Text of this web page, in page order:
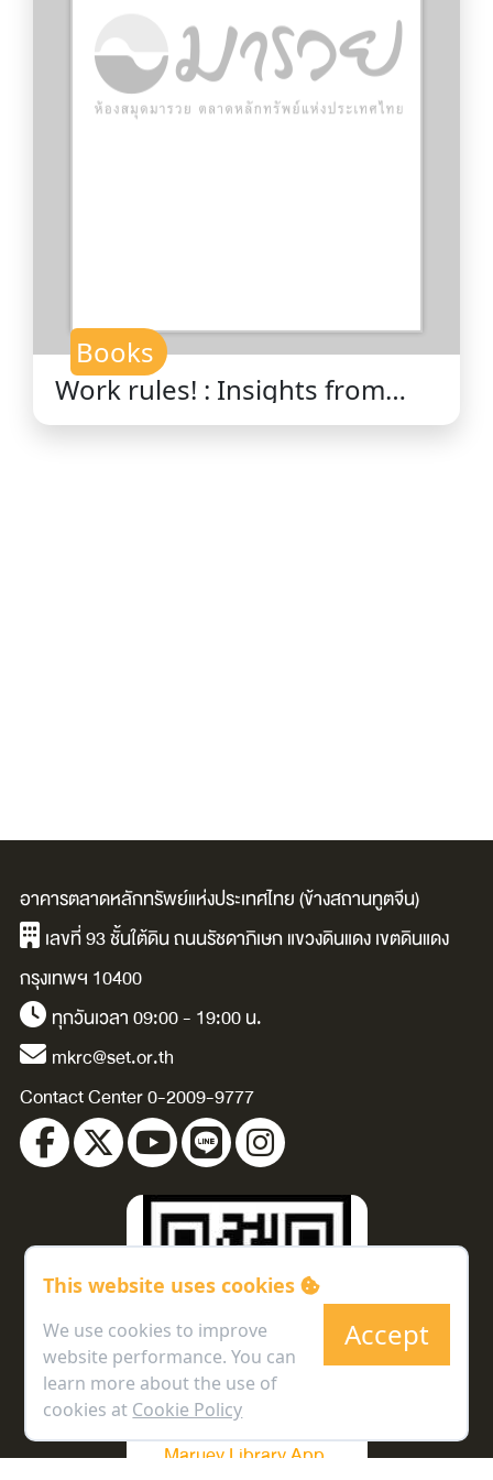
Books
Work rules! : Insights from
inside Google that will
This website uses cookies
We use cookies to improve
website performance. You can
learn more about the use of
cookies at Cookie Policy
Accept
อาคารตลาดหลักทรัพย์แห่งประเทศไทย (ข้างสถานทูตจีน)
เลขที่ 93 ชั้นใต้ดิน ถนนรัชดาภิเษก แขวงดินแดง เขตดินแดง
กรุงเทพฯ 10400
ทุกวันเวลา 09:00 - 19:00 น.
mkrc@set.or.th
Contact Center 0-2009-9777
Maruey Library App.